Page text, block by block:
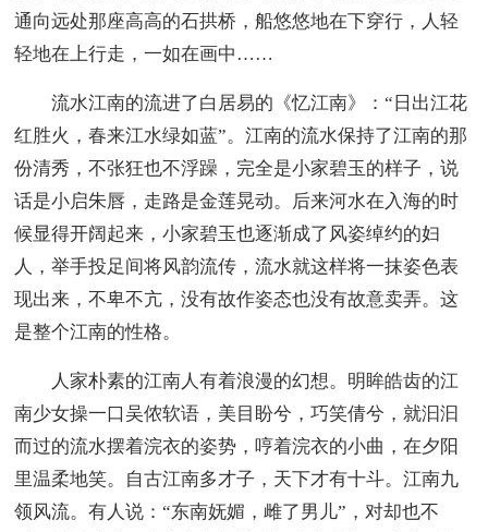
通向远处那座高高的石拱桥，船悠悠地在下穿行，人轻
轻地在上行走，一如在画中……
流水江南的流进了白居易的《忆江南》：“日出江花
红胜火，春来江水绿如蓝”。江南的流水保持了江南的那
份清秀，不张狂也不浮躁，完全是小家碧玉的样子，说
话是小启朱唇，走路是金莲晃动。后来河水在入海的时
候显得开阔起来，小家碧玉也逐渐成了风姿绰约的妇
人，举手投足间将风韵流传，流水就这样将一抹姿色表
现出来，不卑不亢，没有故作姿态也没有故意卖弄。这
是整个江南的性格。
人家朴素的江南人有着浪漫的幻想。明眸皓齿的江
南少女操一口吴侬软语，美目盼兮，巧笑倩兮，就汩汩
而过的流水摆着浣衣的姿势，哼着浣衣的小曲，在夕阳
里温柔地笑。自古江南多才子，天下才有十斗。江南九
领风流。有人说：“东南妩媚，雌了男儿”，对却也不